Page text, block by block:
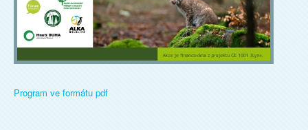
Program ve formátu pdf